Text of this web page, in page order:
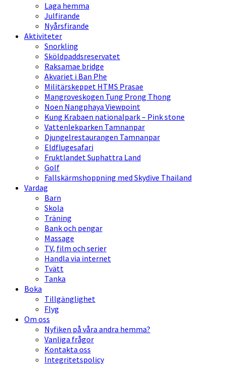
Laga hemma
Julfirande
Nyårsfirande
Aktiviteter
Snorkling
Sköldpaddsreservatet
Raksamae bridge
Akvariet i Ban Phe
Militärskeppet HTMS Prasae
Mangroveskogen Tung Prong Thong
Noen Nangphaya Viewpoint
Kung Krabaen nationalpark – Pink stone
Vattenlekparken Tamnanpar
Djungelrestaurangen Tamnanpar
Eldflugesafari
Fruktlandet Suphattra Land
Golf
Fallskärmshoppning med Skydive Thailand
Vardag
Barn
Skola
Träning
Bank och pengar
Massage
TV, film och serier
Handla via internet
Tvätt
Tanka
Boka
Tillgänglighet
Flyg
Om oss
Nyfiken på våra andra hemma?
Vanliga frågor
Kontakta oss
Integritetspolicy